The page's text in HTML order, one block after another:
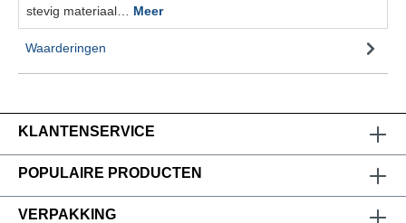
stevig materiaal… Meer
Waarderingen
KLANTENSERVICE
POPULAIRE PRODUCTEN
VERPAKKING